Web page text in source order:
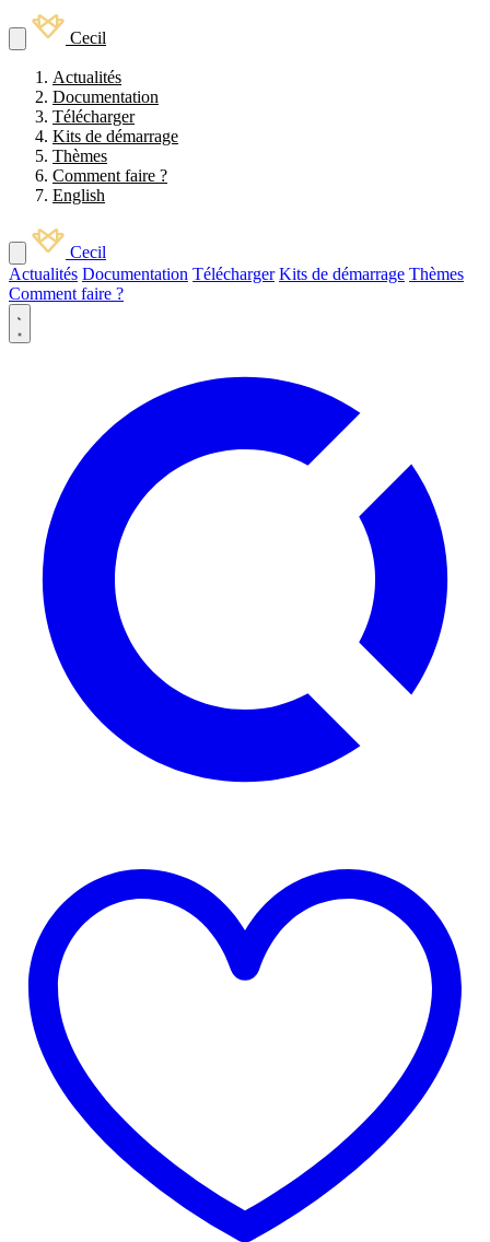
Cecil
Actualités
Documentation
Télécharger
Kits de démarrage
Thèmes
Comment faire ?
English
Cecil
Actualités Documentation Télécharger Kits de démarrage Thèmes
Comment faire ?